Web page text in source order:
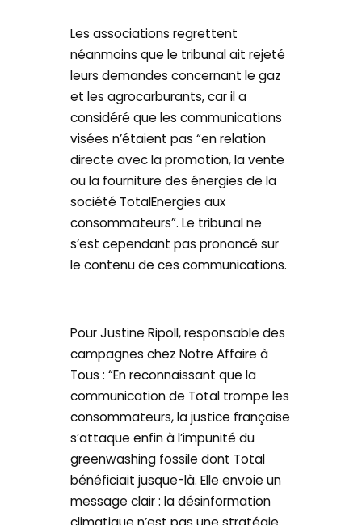
Les associations regrettent
néanmoins que le tribunal ait rejeté
leurs demandes concernant le gaz
et les agrocarburants, car il a
considéré que les communications
visées n’étaient pas “en relation
directe avec la promotion, la vente
ou la fourniture des énergies de la
société TotalEnergies aux
consommateurs”. Le tribunal ne
s’est cependant pas prononcé sur
le contenu de ces communications.
Pour Justine Ripoll, responsable des
campagnes chez Notre Affaire à
Tous : “En reconnaissant que la
communication de Total trompe les
consommateurs, la justice française
s’attaque enfin à l’impunité du
greenwashing fossile dont Total
bénéficiait jusque-là. Elle envoie un
message clair : la désinformation